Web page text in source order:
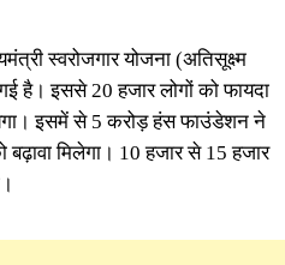
स्वरोजगार योजना (अतिसूक्ष्म
है। इससे 20 हजार लोगों को फायदा
इसमें से 5 करोड़ हंस फाउंडेशन ने
बढ़ावा मिलेगा। 10 हजार से 15 हजार